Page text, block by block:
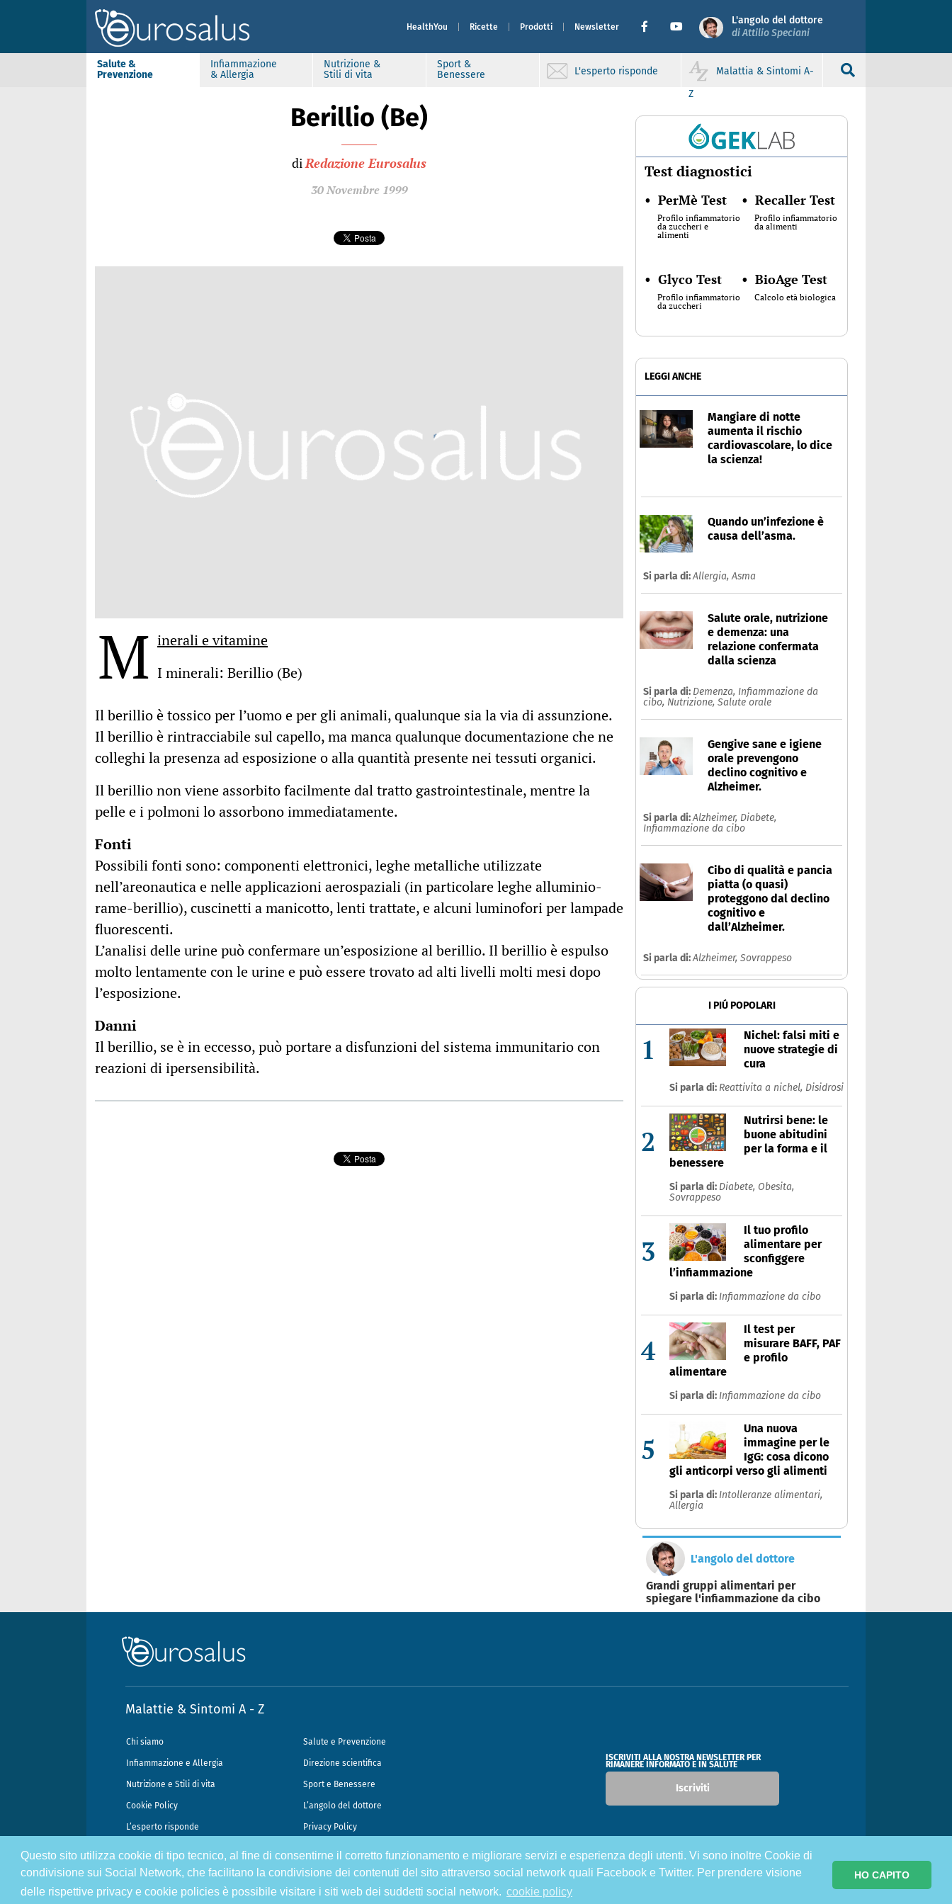
Questo sito utilizza cookie di tipo tecnico, al fine di consentirne il corretto funzionamento e migliorare servizi e esperienza degli utenti. Vi sono inoltre Cookie di
condivisione sui Social Network, che facilitano la condivisione dei contenuti del sito attraverso social network quali Facebook e Twitter. Per prendere visione
delle rispettive privacy e cookie policies è possibile visitare i siti web dei suddetti social network. cookie policy
HO CAPITO
HealthYou Ricette Prodotti Newsletter
L'angolo del dottore
di Attilio Speciani
Salute &
Prevenzione
Infiammazione
& Allergia
Nutrizione &
Stili di vita
Sport &
Benessere
L'esperto risponde
Malattia & Sintomi A-
Z
Berillio (Be)
diRedazione Eurosalus
30 Novembre 1999
M inerali e vitamine
I minerali: Berillio (Be)
Il berillio è tossico per l’uomo e per gli animali, qualunque sia la via di assunzione.
Il berillio è rintracciabile sul capello, ma manca qualunque documentazione che ne
colleghi la presenza ad esposizione o alla quantità presente nei tessuti organici.
Il berillio non viene assorbito facilmente dal tratto gastrointestinale, mentre la
pelle e i polmoni lo assorbono immediatamente.
Fonti
Possibili fonti sono: componenti elettronici, leghe metalliche utilizzate
nell’areonautica e nelle applicazioni aerospaziali (in particolare leghe alluminio-
rame-berillio), cuscinetti a manicotto, lenti trattate, e alcuni luminofori per lampade
fluorescenti.
L’analisi delle urine può confermare un’esposizione al berillio. Il berillio è espulso
molto lentamente con le urine e può essere trovato ad alti livelli molti mesi dopo
l’esposizione.
Danni
Il berillio, se è in eccesso, può portare a disfunzioni del sistema immunitario con
reazioni di ipersensibilità.
Test diagnostici
• PerMè Test
Profilo infiammatorio
da zuccheri e
alimenti
• Recaller Test
Profilo infiammatorio
da alimenti
• Glyco Test
Profilo infiammatorio
da zuccheri
• BioAge Test
Calcolo età biologica
LEGGI ANCHE
Mangiare di notte
aumenta il rischio
cardiovascolare, lo dice
la scienza!
Quando un’infezione è
causa dell’asma.
Si parla di:Allergia,Asma
Salute orale, nutrizione
e demenza: una
relazione confermata
dalla scienza
Si parla di: Demenza, Infiammazione da
cibo, Nutrizione, Salute orale
Gengive sane e igiene
orale prevengono
declino cognitivo e
Alzheimer.
Si parla di:Alzheimer, Diabete,
Infiammazione da cibo
Cibo di qualità e pancia
piatta (o quasi)
proteggono dal declino
cognitivo e
dall’Alzheimer.
Si parla di:Alzheimer, Sovrappeso
I PIÚ POPOLARI
1
Nichel: falsi miti e
nuove strategie di
cura
Si parla di: Reattivita a nichel, Disidrosi
2
Nutrirsi bene: le
buone abitudini
per la forma e il
benessere
Si parla di: Diabete, Obesita,
Sovrappeso
3
Il tuo profilo
alimentare per
sconfiggere
l’infiammazione
Si parla di: Infiammazione da cibo
4
Il test per
misurare BAFF, PAF
e profilo
alimentare
Si parla di: Infiammazione da cibo
5
Una nuova
immagine per le
IgG: cosa dicono
gli anticorpi verso gli alimenti
Si parla di: Intolleranze alimentari,
Allergia
L'angolo del dottore
Grandi gruppi alimentari per
spiegare l'infiammazione da cibo
Malattie & Sintomi A - Z
Chi siamo Salute e Prevenzione
Infiammazione e Allergia Direzione scientifica
Nutrizione e Stili di vita Sport e Benessere
Cookie Policy L’angolo del dottore
L’esperto risponde Privacy Policy
ISCRIVITI ALLA NOSTRA NEWSLETTER PER
RIMANERE INFORMATO E IN SALUTE
Iscriviti
@2026 - Gek Srl, P.IVA 07333890965 - Direzione Scientifica Dottor Attilio Francesco Speciani